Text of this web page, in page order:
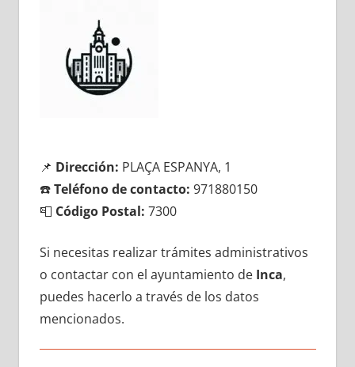
📌 Dirección: PLAÇA ESPANYA, 1
☎️Teléfono dе contacto: 971880150
📮 Código Postal: 7300
Si necesitas realizar trámites administrativos
ο contactar сοn el ayuntamiento dе Inca,
puedes hacerlo а través dе los datos
mencionados.